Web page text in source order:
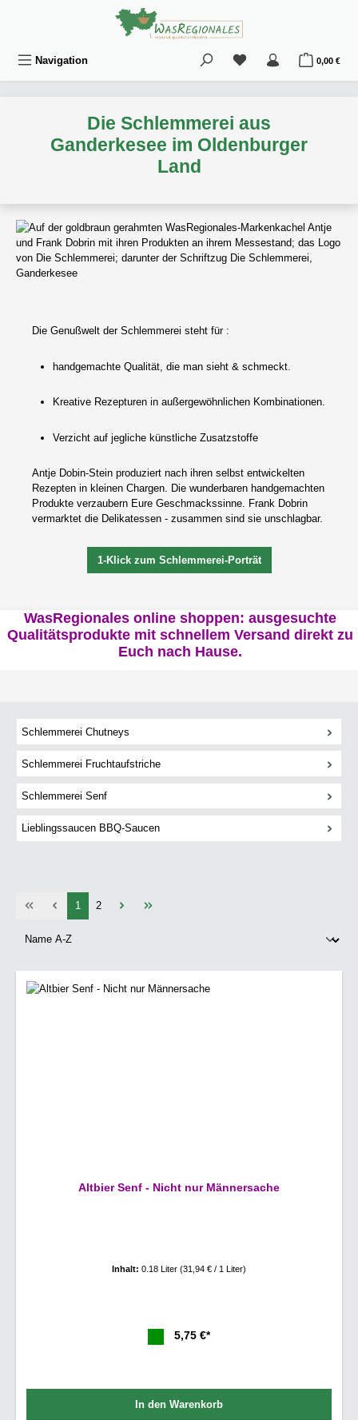
Zum Hauptinhalt springen
Navigation Du hast 0 Produkte
0,00 €
Die Schlemmerei aus
Ganderkesee im Oldenburger
Land
Die Genußwelt der Schlemmerei steht für :
handgemachte Qualität, die man sieht & schmeckt.
Kreative Rezepturen in außergewöhnlichen Kombinationen.
Verzicht auf jegliche künstliche Zusatzstoffe
Antje Dobin-Stein produziert nach ihren selbst entwickelten
Rezepten in kleinen Chargen. Die wunderbaren handgemachten
Produkte verzaubern Eure Geschmackssinne. Frank Dobrin
vermarktet die Delikatessen - zusammen sind sie unschlagbar.
1-Klick zum Schlemmerei-Porträt
WasRegionales online shoppen: ausgesuchte
Qualitätsprodukte mit schnellem Versand direkt zu
Euch nach Hause.
Schlemmerei Chutneys
Schlemmerei Fruchtaufstriche
Schlemmerei Senf
Lieblingssaucen BBQ-Saucen
Seite
1 Seite
2
Altbier Senf - Nicht nur Männersache
Inhalt: 0.18 Liter (31,94 € / 1 Liter)
5,75 €*
In den Warenkorb